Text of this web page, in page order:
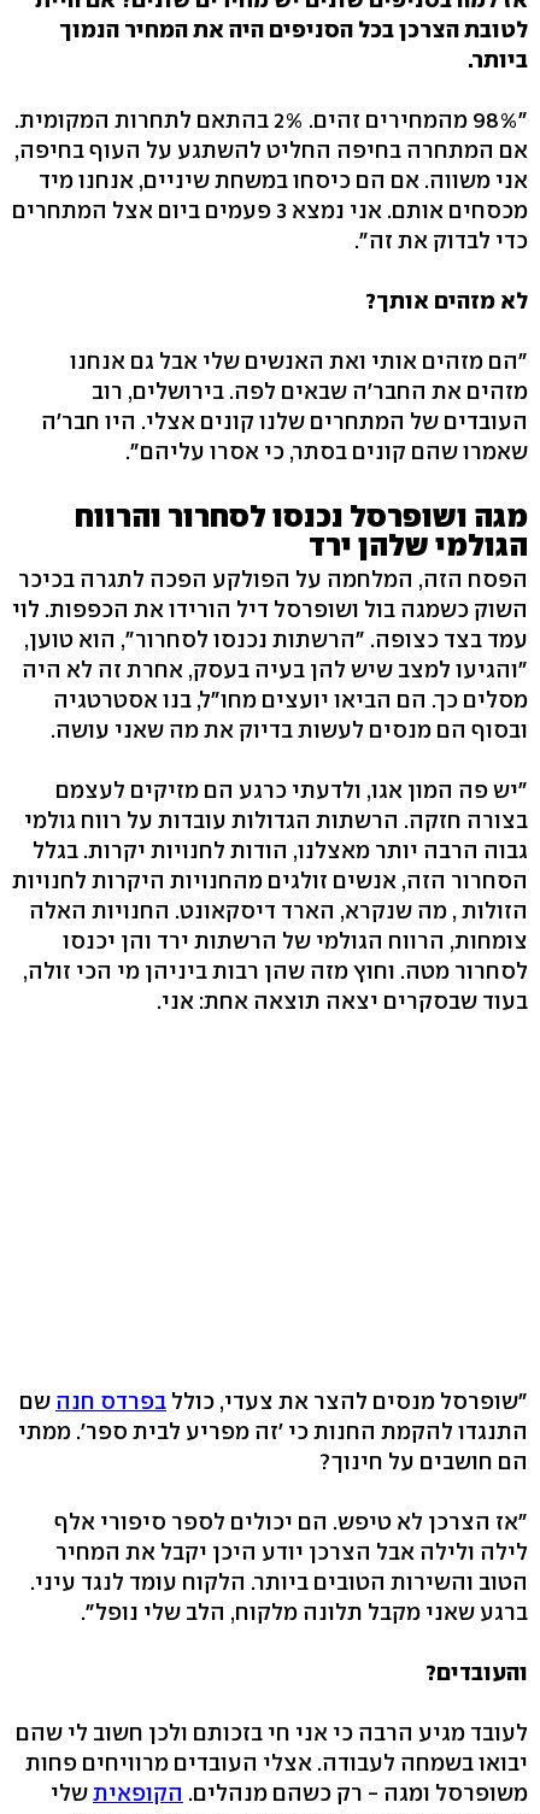
לטובת הצרכן בכל הסניפים היה את המחיר הנמוך
ביותר.
"98% מהמחירים זהים. 2% בהתאם לתחרות המקומית.
אם המתחרה בחיפה החליט להשתגע על העוף בחיפה,
אני משווה. אם הם כיסחו במשחת שיניים, אנחנו מיד
מכסחים אותם. אני נמצא 3 פעמים ביום אצל המתחרים
כדי לבדוק את זה".
לא מזהים אותך?
"הם מזהים אותי ואת האנשים שלי אבל גם אנחנו
מזהים את החבר'ה שבאים לפה. בירושלים, רוב
העובדים של המתחרים שלנו קונים אצלי. היו חבר'ה
שאמרו שהם קונים בסתר, כי אסרו עליהם".
מגה ושופרסל נכנסו לסחרור והרווח
הגולמי שלהן ירד
הפסח הזה, המלחמה על הפולקע הפכה לתגרה בכיכר
השוק כשמגה בול ושופרסל דיל הורידו את הכפפות. לוי
עמד בצד כצופה. "הרשתות נכנסו לסחרור", הוא טוען,
"והגיעו למצב שיש להן בעיה בעסק, אחרת זה לא היה
מסלים כך. הם הביאו יועצים מחו"ל, בנו אסטרטגיה
ובסוף הם מנסים לעשות בדיוק את מה שאני עושה.
"יש פה המון אגו, ולדעתי כרגע הם מזיקים לעצמם
בצורה חזקה. הרשתות הגדולות עובדות על רווח גולמי
גבוה הרבה יותר מאצלנו, הודות לחנויות יקרות. בגלל
הסחרור הזה, אנשים זולגים מהחנויות היקרות לחנויות
הזולות , מה שנקרא, הארד דיסקאונט. החנויות האלה
צומחות, הרווח הגולמי של הרשתות ירד והן יכנסו
לסחרור מטה. וחוץ מזה שהן רבות ביניהן מי הכי זולה,
בעוד שבסקרים יצאה תוצאה אחת: אני.
"שופרסל מנסים להצר את צעדי, כולל בפרדס חנה שם
התנגדו להקמת החנות כי 'זה מפריע לבית ספר'. ממתי
הם חושבים על חינוך?
"אז הצרכן לא טיפש. הם יכולים לספר סיפורי אלף
לילה ולילה אבל הצרכן יודע היכן יקבל את המחיר
הטוב והשירות הטובים ביותר. הלקוח עומד לנגד עיני.
ברגע שאני מקבל תלונה מלקוח, הלב שלי נופל".
והעובדים?
לעובד מגיע הרבה כי אני חי בזכותם ולכן חשוב לי שהם
יבואו בשמחה לעבודה. אצלי העובדים מרוויחים פחות
משופרסל ומגה - רק כשהם מנהלים. הקופאיתשלי